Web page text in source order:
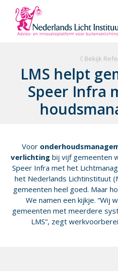
Overslaan en naar de inhoud
Bekijk
LMS helpt
Speer In­fra
Voor
verlichting bij vijf gemeenten
Speer Infra met het
het Nederlands Lichtinstituut
gemeenten heel goed. Maar
We namen een kijkje. “Wij
gemeenten met meerdere
LMS”, zegt